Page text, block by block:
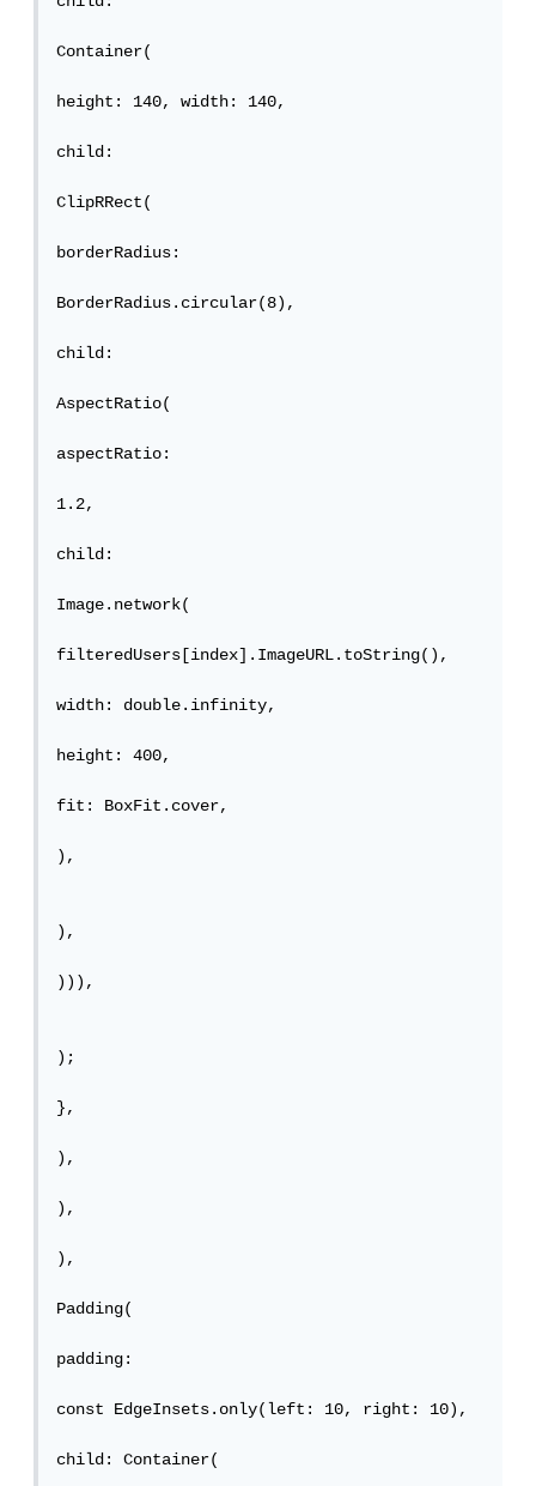
Container(
height: 140, width: 140,
child:
ClipRRect(
borderRadius:
BorderRadius.circular(8),
child:
AspectRatio(
aspectRatio:
1.2,
child:
Image.network(
filteredUsers[index].ImageURL.toString(),
width: double.infinity,
height: 400,
fit: BoxFit.cover,
),
),
))),
);
},
),
),
),
Padding(
padding:
const EdgeInsets.only(left: 10, right: 10),
child: Container(